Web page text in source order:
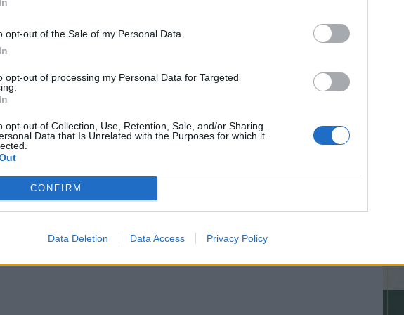
opt-out of the Sale of my Personal Data.
opt-out of processing my Personal Data for Targeted
opt-out of Collection, Use, Retention, Sale, and/or Sharing
Data that Is Unrelated with the Purposes for which it
CONFIRM
Data Deletion Data Access Privacy Policy
δικτύων και των νέων παροχών και εφεξής θα εκτελούνται όλες οι
την ΔΕΥΑΡ η οποία θα είναι πλέον υπεύθυνη για την αγορά των υλικών
η εισήγηση του προέδρου της ΔΕΥΑΡ κ. Σωτήρη Βαγιανού για τη μη
υδροδότησης ξενοδοχειακής μονάδας στη Νότια Ρόδο παρά
συγκεκριμένες προϋποθέσεις οι δικλείδες δικλείδων που θέτει η
απόφαση που αποτελεί τομή και διαφοροποιεί την μέχρι σήμερα
ζητημάτων, επιβεβαιώνοντας την αυστηρή πολιτική της
δημοτικής επιχείρησης.